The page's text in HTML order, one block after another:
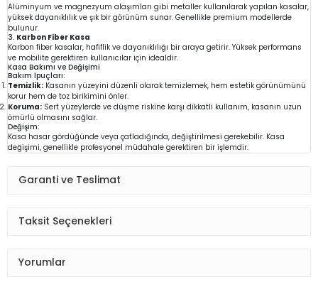
Alüminyum ve magnezyum alaşımları gibi metaller kullanılarak yapılan kasalar,
yüksek dayanıklılık ve şık bir görünüm sunar. Genellikle premium modellerde
bulunur.
3. Karbon Fiber Kasa
Karbon fiber kasalar, hafiflik ve dayanıklılığı bir araya getirir. Yüksek performans
ve mobilite gerektiren kullanıcılar için idealdir.
Kasa Bakımı ve Değişimi
Bakım İpuçları:
Temizlik: Kasanın yüzeyini düzenli olarak temizlemek, hem estetik görünümünü
korur hem de toz birikimini önler.
Koruma: Sert yüzeylerde ve düşme riskine karşı dikkatli kullanım, kasanın uzun
ömürlü olmasını sağlar.
Değişim:
Kasa hasar gördüğünde veya çatladığında, değiştirilmesi gerekebilir. Kasa
değişimi, genellikle profesyonel müdahale gerektiren bir işlemdir.
Garanti ve Teslimat
Taksit Seçenekleri
Yorumlar